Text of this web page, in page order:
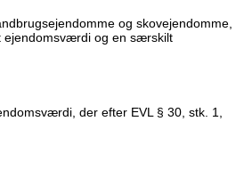
og skovejendomme,
ejendomsværdi og en særskilt
der efter EVL § 30, stk. 1,